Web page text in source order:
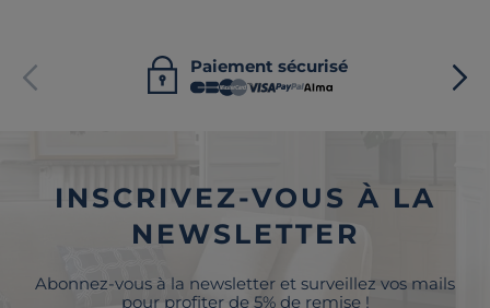
Paiement sécurisé
INSCRIVEZ-VOUS À LA
NEWSLETTER
Abonnez-vous à la newsletter et surveillez vos mails
pour profiter de 5% de remise !